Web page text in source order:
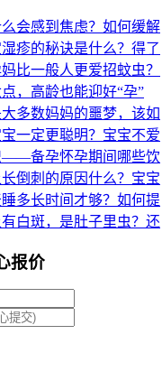
会感到焦虑？如何缓解
疹的秘诀是什么？得了
比一般人更爱招蚊虫？
，高龄也能迎好“孕”
多数妈妈的噩梦，该如
一定更聪明？宝宝不爱
——备孕怀孕期间哪些饮
倒刺的原因什么？宝宝
多长时间才够？如何提
白斑，是肚子里虫？还
报价